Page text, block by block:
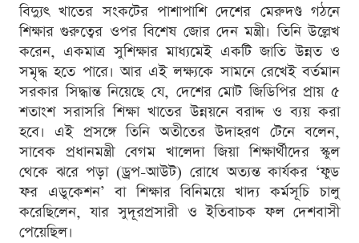
বিদ্যুৎ খাতের সংকটের পাশাপাশি দেশের মেরুদণ্ড গঠনে
শিক্ষার গুরুত্বের ওপর বিশেষ জোর দেন মন্ত্রী। তিনি উল্লেখ
করেন, একমাত্র সুশিক্ষার মাধ্যমেই একটি জাতি উন্নত ও
সমৃদ্ধ হতে পারে। আর এই লক্ষ্যকে সামনে রেখেই বর্তমান
সরকার সিদ্ধান্ত নিয়েছে যে, দেশের মোট জিডিপির প্রায় ৫
শতাংশ সরাসরি শিক্ষা খাতের উন্নয়নে বরাদ্দ ও ব্যয় করা
হবে। এই প্রসঙ্গে তিনি অতীতের উদাহরণ টেনে বলেন,
সাবেক প্রধানমন্ত্রী বেগম খালেদা জিয়া শিক্ষার্থীদের স্কুল
থেকে ঝরে পড়া (ড্রপ-আউট) রোধে অত্যন্ত কার্যকর ‘ফুড
ফর এডুকেশন’ বা শিক্ষার বিনিময়ে খাদ্য কর্মসূচি চালু
করেছিলেন, যার সুদূরপ্রসারী ও ইতিবাচক ফল দেশবাসী
পেয়েছিল।